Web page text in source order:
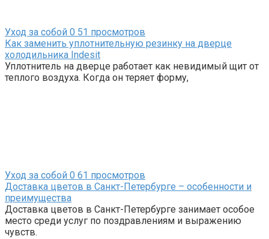
Уход за собой 0 51 просмотров
Как заменить уплотнительную резинку на дверце
холодильника Indesit
Уплотнитель на дверце работает как невидимый щит от
теплого воздуха. Когда он теряет форму,
Уход за собой 0 61 просмотров
Доставка цветов в Санкт-Петербурге – особенности и
преимущества
Доставка цветов в Санкт-Петербурге занимает особое
место среди услуг по поздравлениям и выражению
чувств.